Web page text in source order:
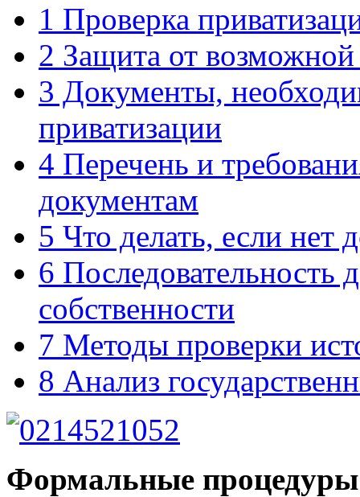
1 Проверка
2 Защита от
3 Документы,
приватизации
4 Перечень и
документам
5 Что делать, если нет
6 Последовательность
собственности
7 Методы проверки
8 Анализ
Формальные процедуры